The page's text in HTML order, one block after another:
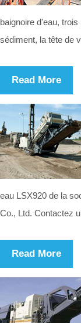
baignoire d'eau,
sédiment, la tête de
Read More
eau LSX920 de la
Co., Ltd. Contactez
Read More